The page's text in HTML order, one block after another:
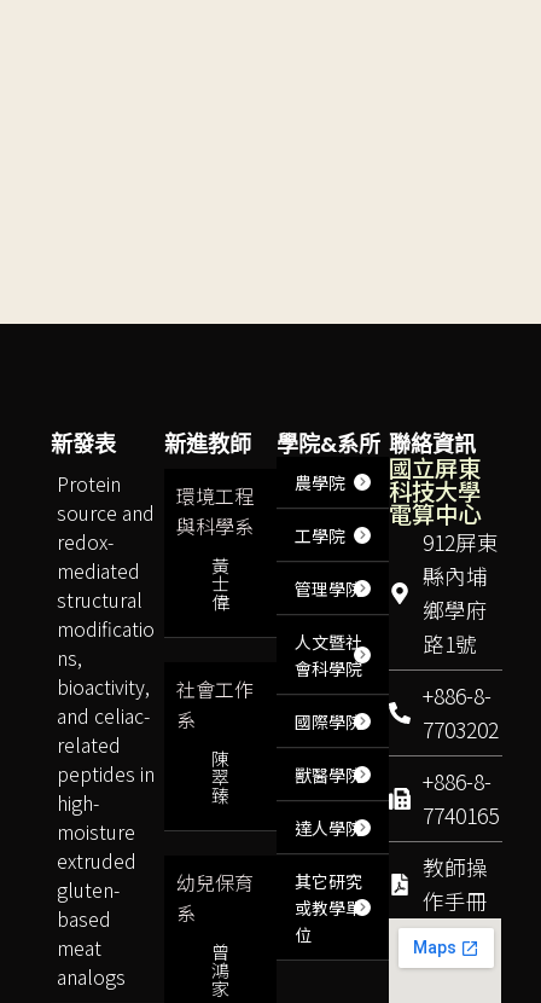
聯絡資訊
國立屏東
科技大學
電算中心
912屏東
縣內埔
鄉學府
路1號
+886-8-
7703202
+886-8-
7740165
教師操
作手冊
學院&系所
農學院
工學院
管理學院
人文暨社
會科學院
國際學院
獸醫學院
達人學院
其它研究
或教學單
位
新進教師
環境工程
與科學系
黃
士
偉
社會工作
系
陳
翠
臻
幼兒保育
系
曾
鴻
家
新發表
Protein
source and
redox-
mediated
structural
modificatio
ns,
bioactivity,
and celiac-
related
peptides in
high-
moisture
extruded
gluten-
based
meat
analogs